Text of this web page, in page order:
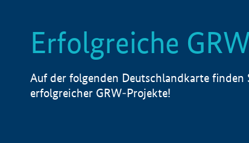
Erfolgreiche
Auf der folgenden Deutschlandkarte finden
erfolgreicher GRW-Projekte!